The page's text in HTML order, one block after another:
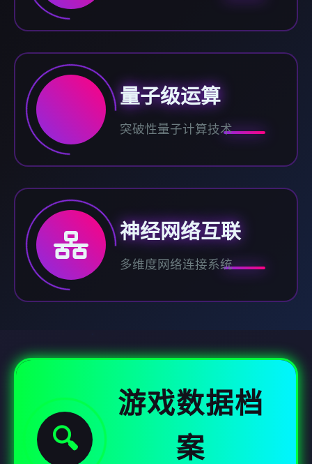
量子级运算
突破性量子计算技术
神经网络互联
多维度网络连接系统
🔍
游戏数据档
案